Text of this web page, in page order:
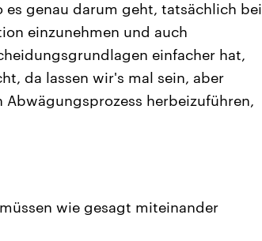
genau darum geht, tatsächlich bei
einzunehmen und auch
einfacher hat,
da lassen wir's mal sein, aber
herbeizuführen,
wie gesagt miteinander